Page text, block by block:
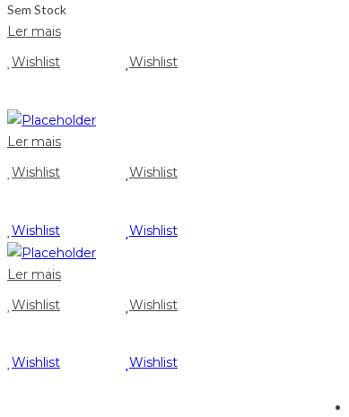
Sem Stock
Ler mais
Wishlist
Wishlist
Ler mais
Wishlist
Wishlist
Wishlist
Wishlist
Ler mais
Wishlist
Wishlist
Wishlist
Wishlist